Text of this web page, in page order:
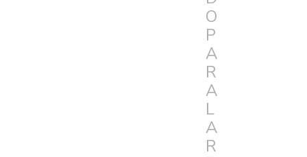
O
P
A
R
A
L
A
R